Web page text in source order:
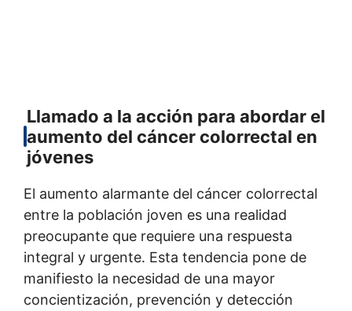
Llamado a la acción para abordar el
aumento del cáncer colorrectal en
jóvenes
El aumento alarmante del cáncer colorrectal
entre la población joven es una realidad
preocupante que requiere una respuesta
integral y urgente. Esta tendencia pone de
manifiesto la necesidad de una mayor
concientización, prevención y detección